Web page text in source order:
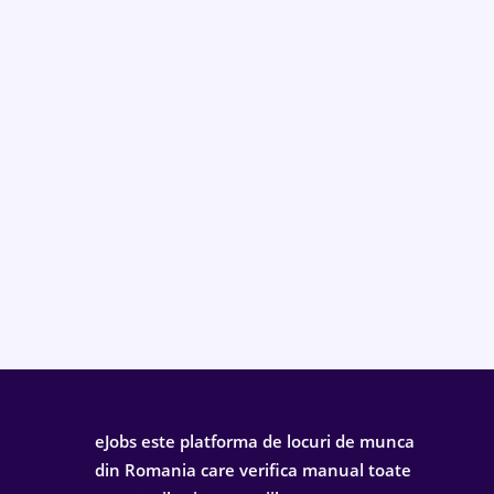
eJobs este platforma de locuri de munca
din Romania care verifica manual toate